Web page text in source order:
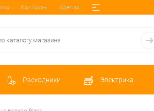
Контакты Аренда
Расходники Электрика